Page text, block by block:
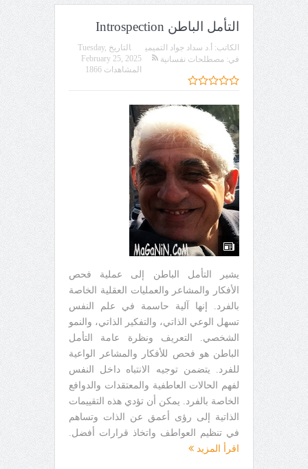
التأمل الباطن Introspection
الكاتب: أ.د سداد جواد التميمي التاريخ Tuesday,
February 25, 2025
في: مصطلحات نفسانية
المشاهدات 1866
يشير التأمل الباطن إلى عملية فحص
الأفكار والمشاعر والعمليات العقلية الخاصة
بالفرد. إنها آلية حاسمة في علم النفس
تسهل الوعي الذاتي، والتفكير الذاتي، والنمو
الشخصي. التعريف ونظرة عامة التأمل
الباطن هو فحص للأفكار والمشاعر الواعية
للفرد. يتضمن توجيه الانتباه داخل النفس
لفهم الحالات العاطفية والمعتقدات والدوافع
الخاصة بالفرد. يمكن أن تؤدي هذه التقييمات
الذاتية إلى رؤى أعمق عن الذات وتساهم
في تنظيم العواطف واتخاذ قرارات أفضل.
اقرأ المزيد